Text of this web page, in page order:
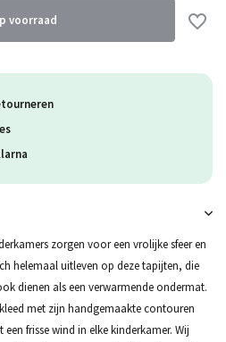
Uitverkocht
voorraad
zorgen voor een vrolijke sfeer en
helemaal uitleven op deze tapijten, die
dienen als een verwarmende ondermat.
met zijn handgemaakte contouren
frisse wind in elke kinderkamer. Wij